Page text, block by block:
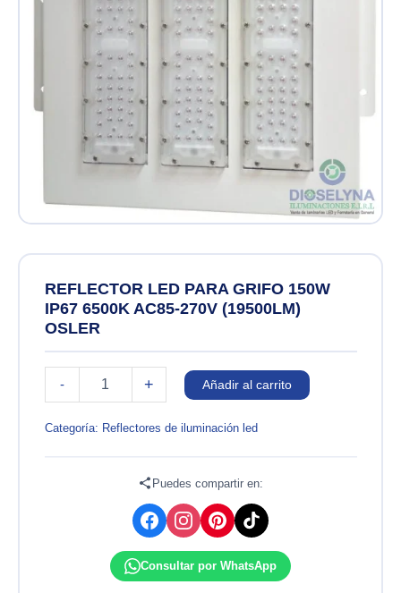
REFLECTOR LED PARA GRIFO 150W
IP67 6500K AC85-270V (19500LM)
OSLER
-
REFLECTOR
GRIFO
+ Añadir al carrito
Categoría: Reflectores de iluminación led
Puedes compartir en:
Consultar por WhatsApp